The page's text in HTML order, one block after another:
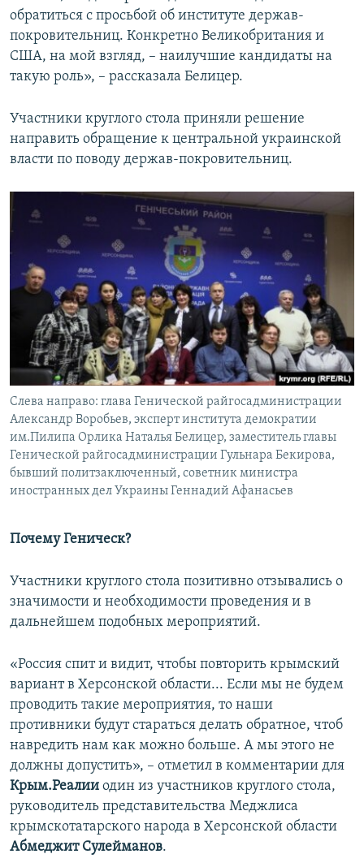
обратиться с просьбой об институте держав-
покровительниц. Конкретно Великобритания и
США, на мой взгляд, – наилучшие кандидаты на
такую роль», – рассказала Белицер.
Участники круглого стола приняли решение
направить обращение к центральной украинской
власти по поводу держав-покровительниц.
Слева направо: глава Генической райгосадминистрации
Александр Воробьев, эксперт института демократии
им.Пилипа Орлика Наталья Белицер, заместитель главы
Генической райгосадминистрации Гульнара Бекирова,
бывший политзаключенный, советник министра
иностранных дел Украины Геннадий Афанасьев
Почему Геническ?
Участники круглого стола позитивно отзывались о
значимости и необходимости проведения и в
дальнейшем подобных мероприятий.
«Россия спит и видит, чтобы повторить крымский
вариант в Херсонской области... Если мы не будем
проводить такие мероприятия, то наши
противники будут стараться делать обратное, чтоб
навредить нам как можно больше. А мы этого не
должны допустить», – отметил в комментарии для
Крым.Реалии один из участников круглого стола,
руководитель представительства Меджлиса
крымскотатарского народа в Херсонской области
Абмеджит Сулейманов.